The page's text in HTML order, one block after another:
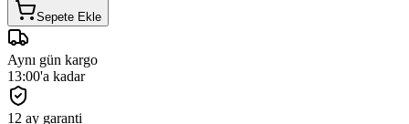
Sepete Ekle
Aynı gün kargo
13:00'a kadar
12 ay garanti